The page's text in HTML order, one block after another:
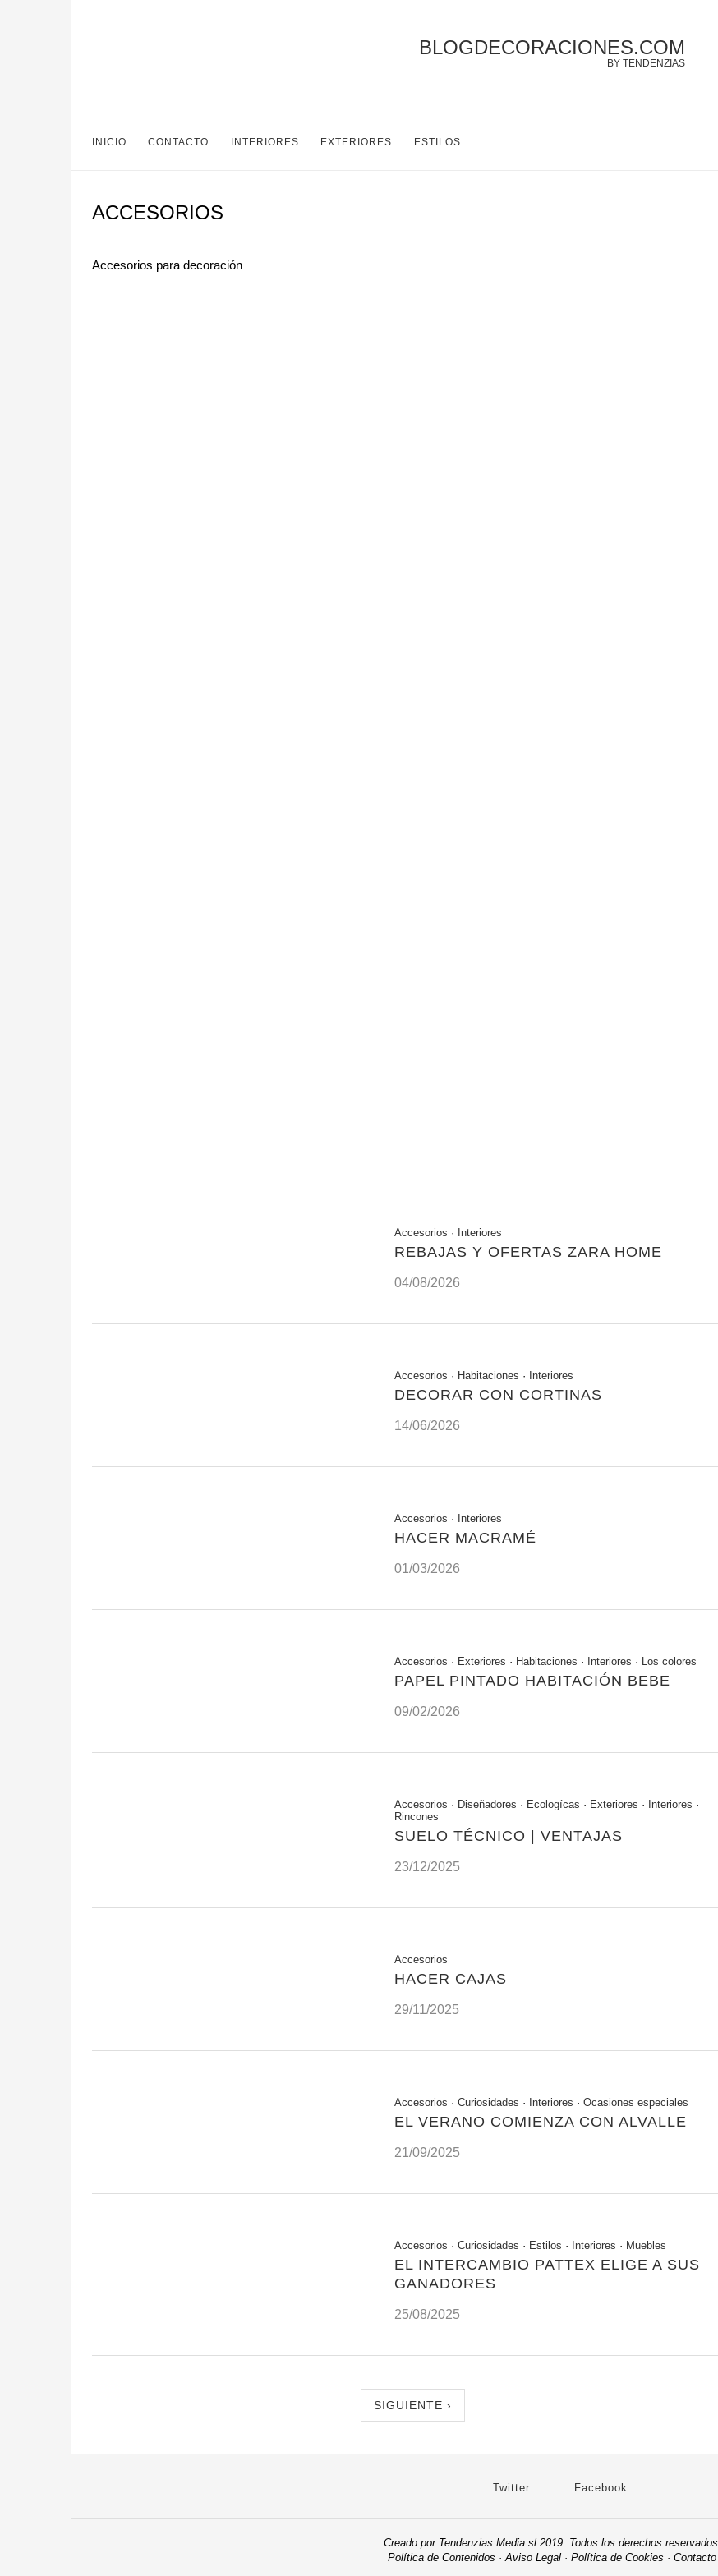
BLOGDECORACIONES.COM
BY TENDENZIAS
INICIO CONTACTO INTERIORES EXTERIORES ESTILOS
ACCESORIOS
Accesorios para decoración
Accesorios · Interiores
REBAJAS Y OFERTAS ZARA HOME
04/08/2026
Accesorios · Habitaciones · Interiores
DECORAR CON CORTINAS
14/06/2026
Accesorios · Interiores
HACER MACRAMÉ
01/03/2026
Accesorios · Exteriores · Habitaciones · Interiores · Los colores
PAPEL PINTADO HABITACIÓN BEBE
09/02/2026
Accesorios · Diseñadores · Ecologícas · Exteriores · Interiores ·
Rincones
SUELO TÉCNICO | VENTAJAS
23/12/2025
Accesorios
HACER CAJAS
29/11/2025
Accesorios · Curiosidades · Interiores · Ocasiones especiales
EL VERANO COMIENZA CON ALVALLE
21/09/2025
Accesorios · Curiosidades · Estilos · Interiores · Muebles
EL INTERCAMBIO PATTEX ELIGE A SUS
GANADORES
25/08/2025
SIGUIENTE ›
Twitter Facebook
Creado por Tendenzias Media sl 2019. Todos los derechos reservados.
Política de Contenidos · Aviso Legal · Política de Cookies · Contacto